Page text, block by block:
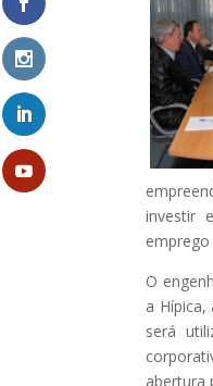
investir
emprego
O
a Hípica,
será
abertura